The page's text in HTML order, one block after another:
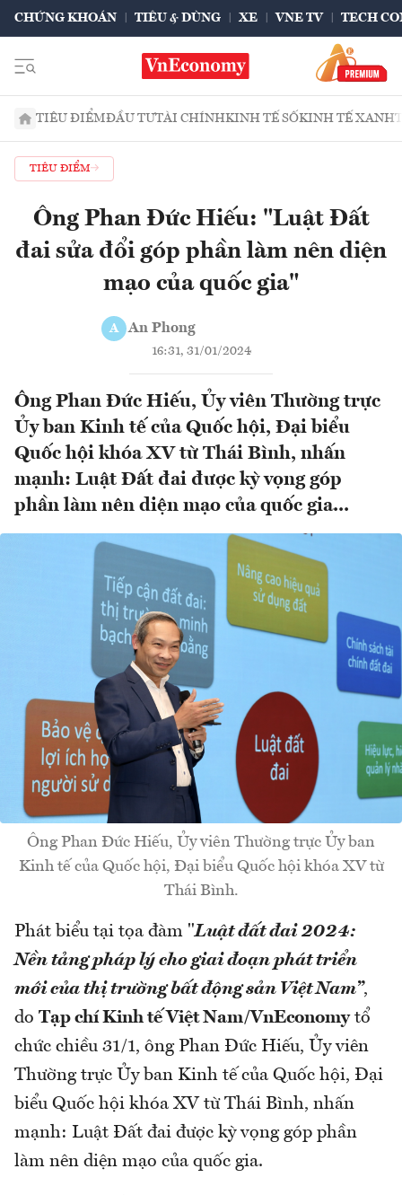
CHỨNG KHOÁN TIÊU & DÙNG XE VNE TV TECH
TIÊU ĐIỂMĐẦU TƯTÀI CHÍNHKINH TẾ SỐKINH TẾ XANH
TIÊU ĐIỂM
Ông Phan Đức Hiếu: "Luật Đất
đai sửa đổi góp phần làm nên diện
mạo của quốc gia"
A An Phong
16:31, 31/01/2024
Ông Phan Đức Hiếu, Ủy viên Thường trực
Ủy ban Kinh tế của Quốc hội, Đại biểu
Quốc hội khóa XV từ Thái Bình, nhấn
mạnh: Luật Đất đai được kỳ vọng góp
phần làm nên diện mạo của quốc gia...
Ông Phan Đức Hiếu, Ủy viên Thường trực Ủy ban
Kinh tế của Quốc hội, Đại biểu Quốc hội khóa XV từ
Thái Bình.
Phát biểu tại tọa đàm "Luật đất đai 2024:
Nền tảng pháp lý cho giai đoạn phát triển
mới của thị trường bất động sản Việt Nam”,
do Tạp chí Kinh tế Việt Nam/VnEconomytổ
chức chiều 31/1, ông Phan Đức Hiếu, Ủy viên
Thường trực Ủy ban Kinh tế của Quốc hội, Đại
biểu Quốc hội khóa XV từ Thái Bình, nhấn
mạnh: Luật Đất đai được kỳ vọng góp phần
làm nên diện mạo của quốc gia.